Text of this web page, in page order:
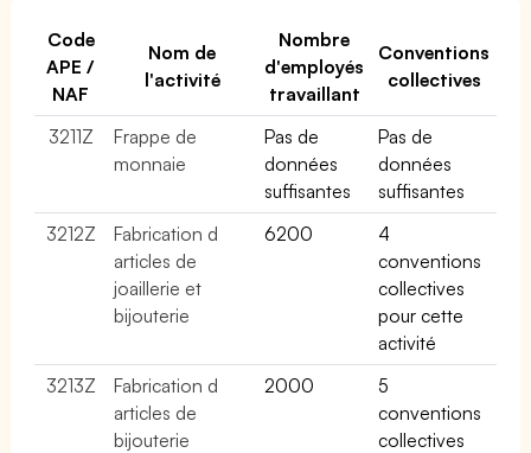
Code
APE /
NAF
Nom de
l'activité
Nombre
d'employés
travaillant
Conventions
collectives
3211Z
Frappe de
monnaie
Pas de
données
suffisantes
Pas de
données
suffisantes
3212Z
Fabrication d
articles de
joaillerie et
bijouterie
6200
4
conventions
collectives
pour cette
activité
3213Z
Fabrication d
articles de
bijouterie
2000
5
conventions
collectives